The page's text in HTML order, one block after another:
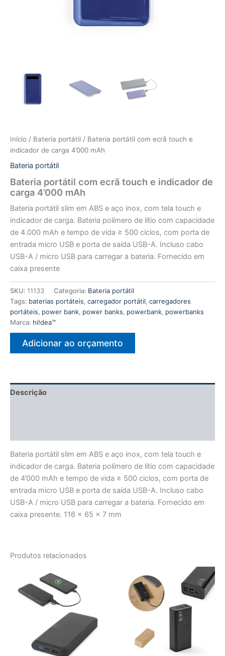
Início / Bateria portátil / Bateria portátil com ecrã touch e
indicador de carga 4’000 mAh
Bateria portátil
Bateria portátil com ecrã touch e indicador de
carga 4’000 mAh
Bateria portátil slim em ABS e aço inox, com tela touch e
indicador de carga. Bateria polímero de lítio com capacidade
de 4.000 mAh e tempo de vida ≥ 500 ciclos, com porta de
entrada micro USB e porta de saída USB-A. Incluso cabo
USB-A / micro USB para carregar a bateria. Fornecido em
caixa presente
SKU: 11133 Categoria: Bateria portátil
Tags: baterias portáteis, carregador portátil, carregadores
portáteis, power bank, power banks, powerbank, powerbanks
Marca: hi!dea™
Adicionar ao orçamento
Descrição
Bateria portátil slim em ABS e aço inox, com tela touch e
indicador de carga. Bateria polímero de lítio com capacidade
de 4’000 mAh e tempo de vida ≥ 500 ciclos, com porta de
entrada micro USB e porta de saída USB-A. Incluso cabo
USB-A / micro USB para carregar a bateria. Fornecido em
caixa presente. 116 x 65 x 7 mm
Produtos relacionados